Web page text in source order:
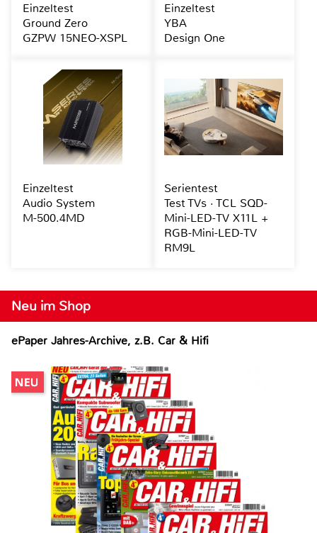
Neu im Shop
ePaper Jahres-Archive, z.B. Car & Hifi
Einzeltest
Ground Zero
GZPW 15NEO-XSPL
Einzeltest
YBA
Design One
Einzeltest
Audio System
M-500.4MD
Serientest
Test TVs · TCL SQD-
Mini-LED-TV X11L +
RGB-Mini-LED-TV
RM9L